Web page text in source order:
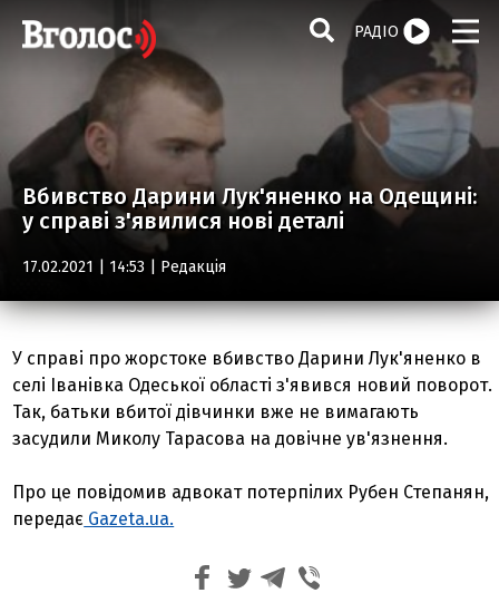
РАДІО
Вбивство Дарини Лук'яненко на Одещині:
у справі з'явилися нові деталі
17.02.2021 | 14:53 | Редакція
У справі про жорстоке вбивство Дарини Лук'яненко в
селі Іванівка Одеської області з'явився новий поворот.
Так, батьки вбитої дівчинки вже не вимагають
засудили Миколу Тарасова на довічне ув'язнення.
Про це повідомив адвокат потерпілих Рубен Степанян,
передає Gazeta.ua.